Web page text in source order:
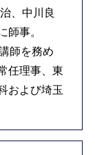
、中川良
師事。
師を務め
任理事、東
および埼玉